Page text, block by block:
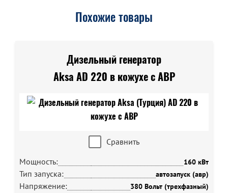
Похожие товары
Дизельный генератор
Aksa AD 220 в кожухе с АВР
Сравнить
Мощность:
160 кВт
Тип запуска: автозапуск (авр)
Напряжение: 380 Вольт (трехфазный)